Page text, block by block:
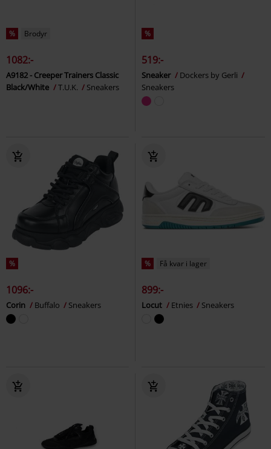
% Brodyr
1082:-
A9182 - Creeper Trainers Classic
Black/White
T.U.K. Sneakers
%
519:-
Sneaker
Dockers by Gerli
Sneakers
%
1096:-
Corin Buffalo Sneakers
% Få kvar i lager
899:-
Locut Etnies Sneakers